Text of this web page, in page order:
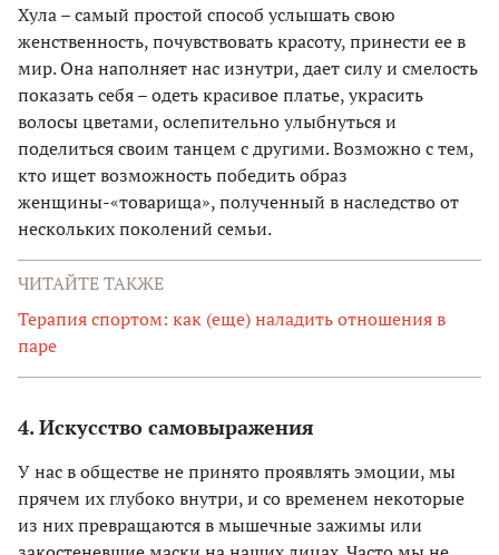
Хула – самый простой способ услышать свою
женственность, почувствовать красоту, принести ее в
мир. Она наполняет нас изнутри, дает силу и смелость
показать себя – одеть красивое платье, украсить
волосы цветами, ослепительно улыбнуться и
поделиться своим танцем с другими. Возможно с тем,
кто ищет возможность победить образ
женщины-«товарища», полученный в наследство от
нескольких поколений семьи.
ЧИТАЙТЕ ТАКЖЕ
Терапия спортом: как (еще) наладить отношения в
паре
4. Искусство самовыражения
У нас в обществе не принято проявлять эмоции, мы
прячем их глубоко внутри, и со временем некоторые
из них превращаются в мышечные зажимы или